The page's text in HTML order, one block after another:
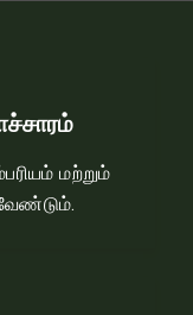
மற்றும்‌